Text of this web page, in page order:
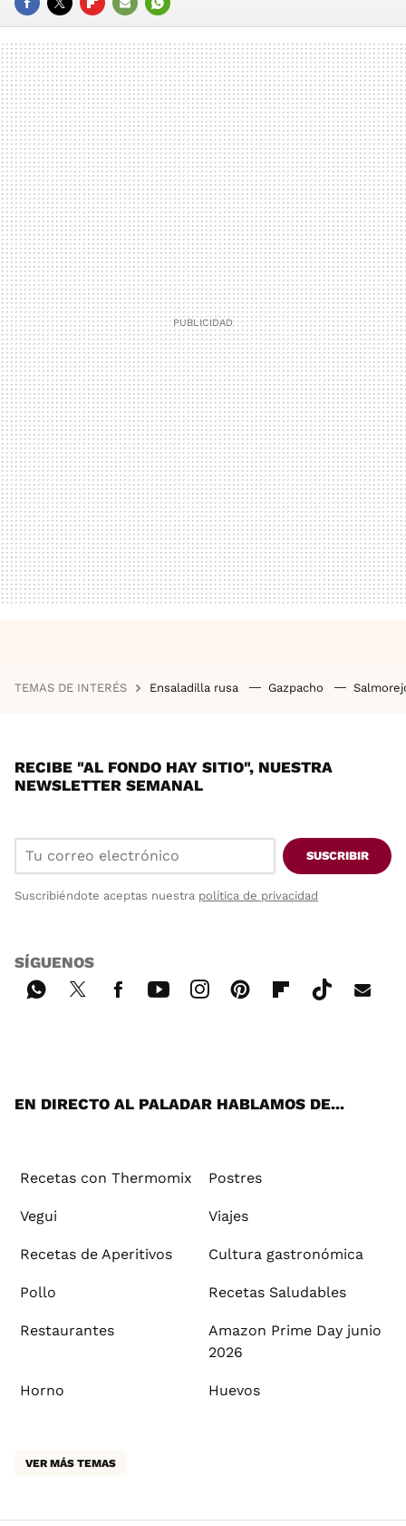
FACEBOOK
TWITTERFLIPBOARD
E-
MAIL
WHATSAPP
TEMAS DE INTERÉS Ensaladilla rusa Gazpacho
RECIBE "AL FONDO HAY SITIO", NUESTRA
NEWSLETTER SEMANAL
SUSCRIBIR
Suscribiéndote aceptas nuestra política de privacidad
SÍGUENOS
EN DIRECTO AL PALADAR HABLAMOS DE...
Recetas con Thermomix Postres
Vegui Viajes
Recetas de Aperitivos Cultura gastronómica
Pollo Recetas Saludables
Restaurantes
Amazon Prime Day junio
2026
Horno Huevos
VER MÁS TEMAS